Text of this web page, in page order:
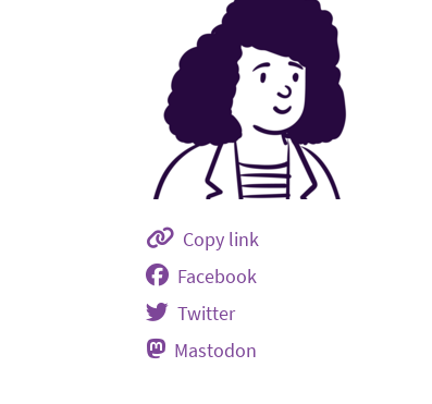
Copy link
Facebook
Twitter
Mastodon